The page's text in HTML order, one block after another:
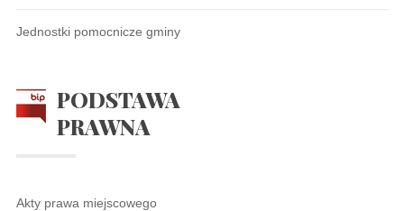
Jednostki pomocnicze gminy
PODSTAWA
PRAWNA
Akty prawa miejscowego